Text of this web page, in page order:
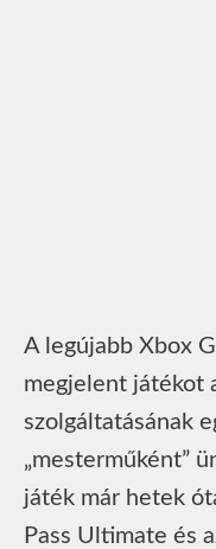
A legújabb Xbox
megjelent játékot
szolgáltatásának
„mesterműként”
játék már hetek
Pass Ultimate és